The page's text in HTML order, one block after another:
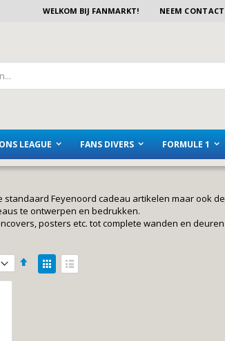
WELKOM BIJ FANMARKT! NEEM
LEAGUE FANS DIVERS FORMULE 1
standaard Feyenoord cadeau artikelen maar ook
te ontwerpen en bedrukken.
posters etc. tot complete wanden en
Van
hoog
Tonen
als